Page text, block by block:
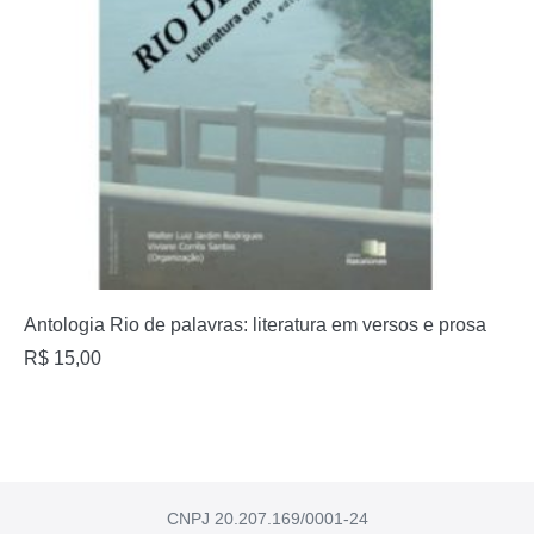
Antologia Rio de palavras: literatura em versos e prosa
R$ 15,00
CNPJ 20.207.169/0001-24